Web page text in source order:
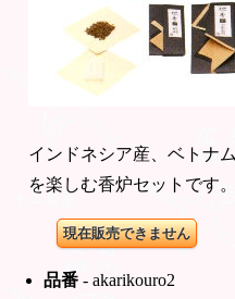
インドネシア産、ベトナ
を楽しむ香炉セットです。
現在販売できません
品番 - akarikouro2